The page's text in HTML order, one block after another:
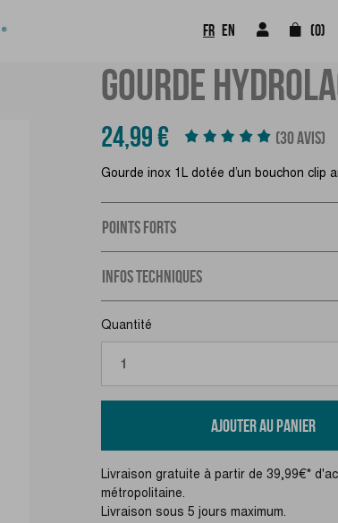
FR EN (0)
GOURDE
24,99 € (30 AVIS)
Gourde inox 1L dotée d’un bouchon clip
POINTS FORTS
INFOS TECHNIQUES
Quantité
AJOUTER AU PANIER
Livraison gratuite à partir de 39,99€*
métropolitaine.
Livraison sous 5 jours maximum.